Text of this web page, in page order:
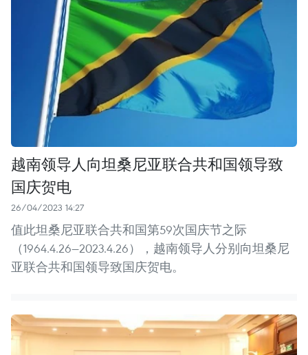
越南领导人向坦桑尼亚联合共和国领导致
国庆贺电
26/04/2023 14:27
值此坦桑尼亚联合共和国第59次国庆节之际
（1964.4.26—2023.4.26），越南领导人分别向坦桑尼
亚联合共和国领导致国庆贺电。